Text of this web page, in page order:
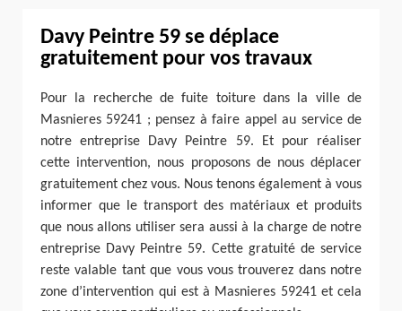
Davy Peintre 59 se déplace
gratuitement pour vos travaux
Pour la recherche de fuite toiture dans la ville de
Masnieres 59241 ; pensez à faire appel au service de
notre entreprise Davy Peintre 59. Et pour réaliser
cette intervention, nous proposons de nous déplacer
gratuitement chez vous. Nous tenons également à vous
informer que le transport des matériaux et produits
que nous allons utiliser sera aussi à la charge de notre
entreprise Davy Peintre 59. Cette gratuité de service
reste valable tant que vous vous trouverez dans notre
zone d’intervention qui est à Masnieres 59241 et cela